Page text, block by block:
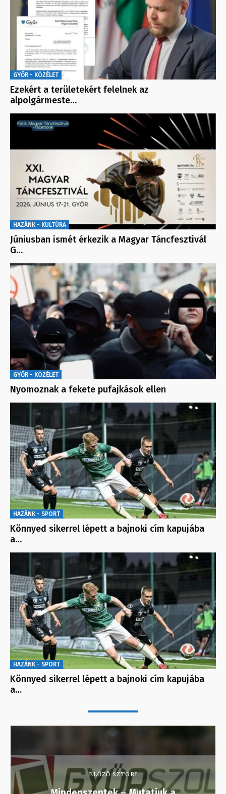
GYŐR - KÖZÉLET
Ezekért a területekért felelnek az
alpolgármeste…
HAZÁNK - KULTÚRA
Júniusban ismét érkezik a Magyar Táncfesztivál
G…
GYŐR - KÖZÉLET
Nyomoznak a fekete pufajkások ellen
HAZÁNK - SPORT
Könnyed sikerrel lépett a bajnoki cím kapujába
a…
HAZÁNK - SPORT
Könnyed sikerrel lépett a bajnoki cím kapujába
a…
ELŐZŐ SZTORI